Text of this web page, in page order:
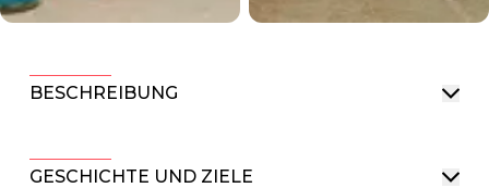
BESCHREIBUNG
GESCHICHTE UND ZIELE